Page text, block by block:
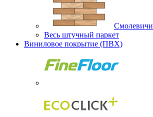
Смолевичи
Весь штучный паркет
Виниловое покрытие (ПВХ)